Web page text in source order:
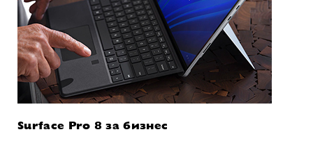
Surface Pro 8 за бизнес